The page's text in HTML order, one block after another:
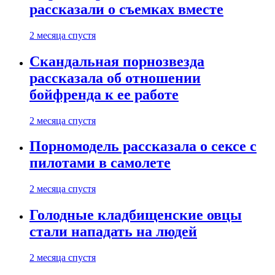
рассказали о съемках вместе
2 месяца спустя
Скандальная порнозвезда
рассказала об отношении
бойфренда к ее работе
2 месяца спустя
Порномодель рассказала о сексе с
пилотами в самолете
2 месяца спустя
Голодные кладбищенские овцы
стали нападать на людей
2 месяца спустя